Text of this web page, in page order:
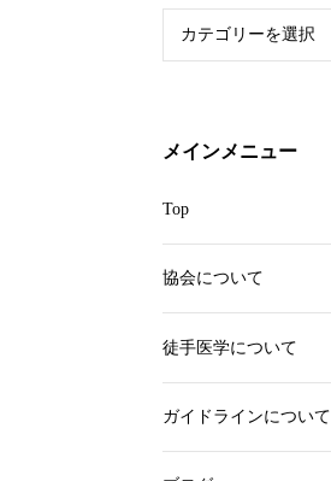
メインメニュー
Top
協会について
徒手医学について
ガイドラインについて